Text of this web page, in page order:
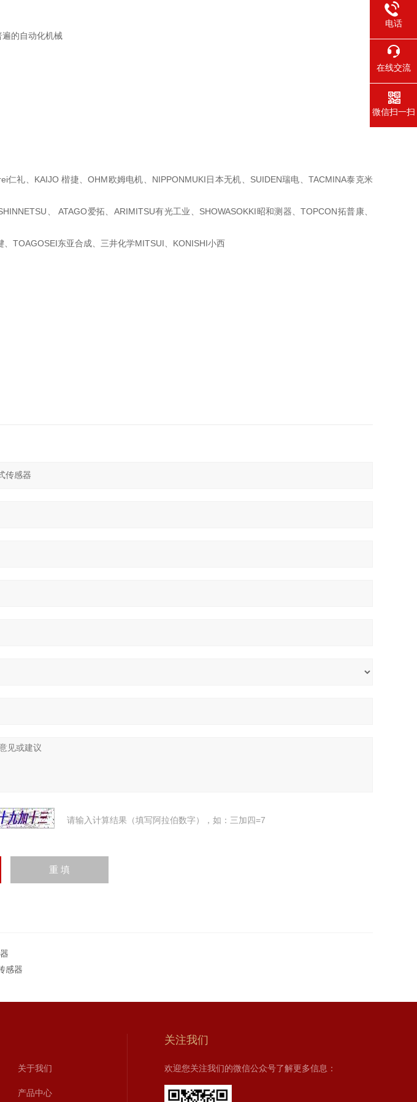
的自动化机械
仁礼、KAIJO 楷捷、OHM欧姆电机、 NIPPONMUKI日本无机、SUIDEN瑞电、TACMINA泰克米
、 ATAGO爱拓、ARIMITSU有光工业、 SHOWASOKKI昭和测器、TOPCON拓普康、
TOAGOSEI东亚合成、三井化学MITSUI、KONISHI小西
请输入计算结果（填写阿拉伯数字），如：三加四=7
感器
关于我们
产品中心
关注我们
欢迎您关注我们的微信公众号了解更多信息：
电话
在线交流
微信扫一扫